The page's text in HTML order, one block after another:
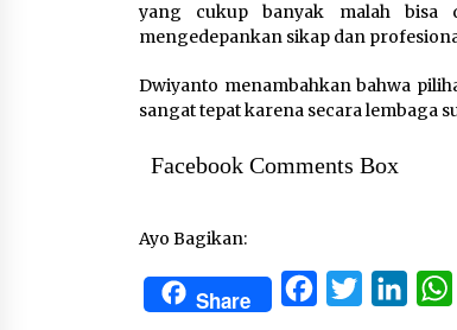
yang cukup banyak malah bisa
mengedepankan sikap dan
Dwiyanto menambahkan bahwa
sangat tepat karena secara lembaga
Facebook Comments Box
Ayo Bagikan:
Share FacebookTwitter